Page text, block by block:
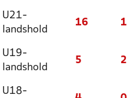
U21-
landshold
16
U19-
landshold
5 2
U18-